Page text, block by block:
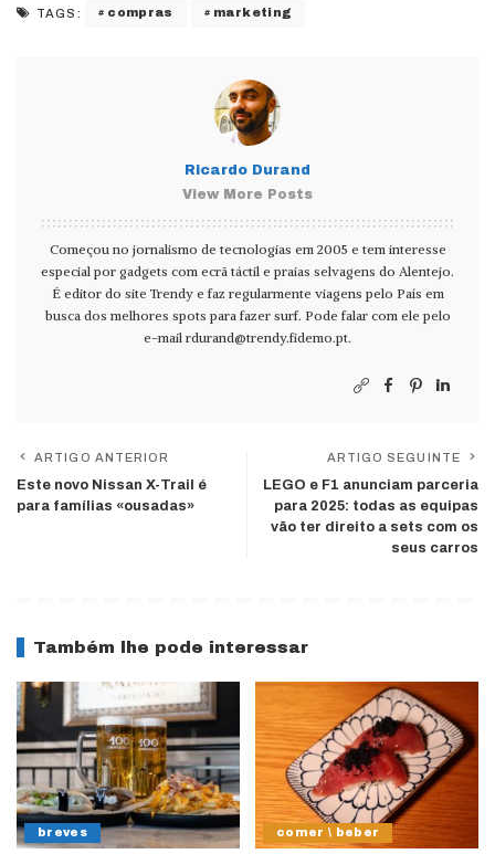
TAGS: compras marketing
Ricardo Durand
View More Posts
Começou no jornalismo de tecnologias em 2005 e tem interesse
especial por gadgets com ecrã táctil e praias selvagens do Alentejo.
É editor do site Trendy e faz regularmente viagens pelo País em
busca dos melhores spots para fazer surf. Pode falar com ele pelo
e-mail rdurand@trendy.fidemo.pt.
ARTIGO ANTERIOR
Este novo Nissan X-Trail é
para famílias «ousadas»
ARTIGO SEGUINTE
LEGO e F1 anunciam parceria
para 2025: todas as equipas
vão ter direito a sets com os
seus carros
Também lhe pode interessar
breves comer \ beber